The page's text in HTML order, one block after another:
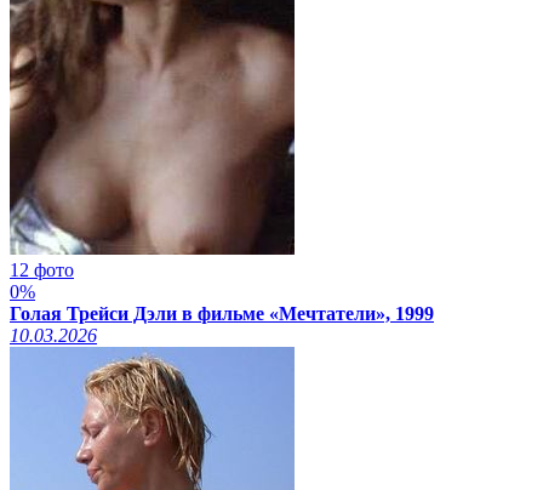
12 фото
0%
Голая Трейси Дэли в фильме «Мечтатели», 1999
10.03.2026